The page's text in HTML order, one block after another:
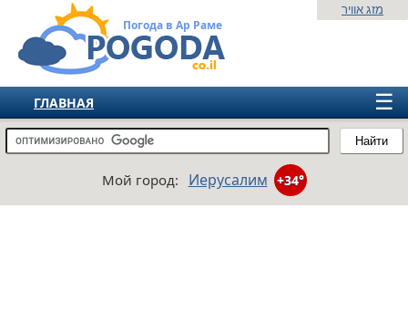
Погода в Ар Раме
Найти
מזג אוויר
☰
ГЛАВНАЯ
ИЗРАИЛЬ
ЕВРОПА
Мой город: Иерусалим +34°